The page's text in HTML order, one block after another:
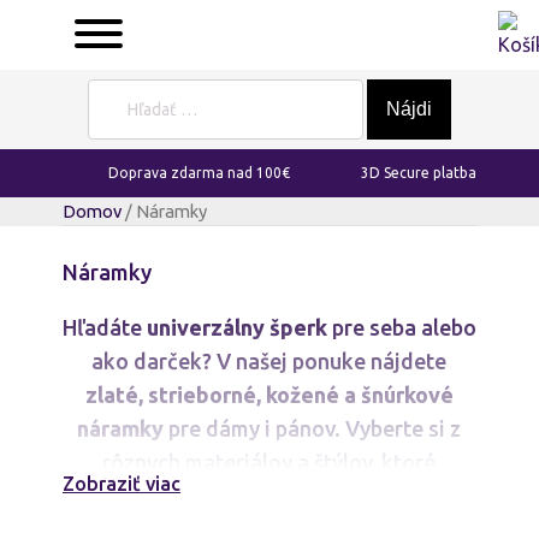
Doprava zdarma nad 100€ 3D Secure platba
Domov / Náramky
Náramky
Hľadáte univerzálny šperk pre seba alebo
ako darček? V našej ponuke nájdete
zlaté, strieborné, kožené a šnúrkové
náramky pre dámy i pánov. Vyberte si z
dokonale doplnia váš každodenný vzhľad.
Zobraziť viac